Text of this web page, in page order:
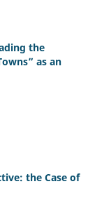
the
as an
the Case of